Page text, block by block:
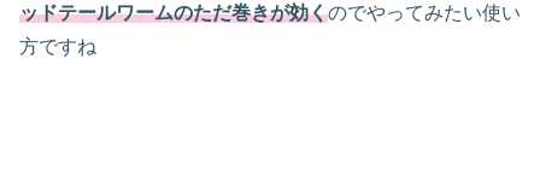
ッドテールワームのただ巻きが効くのでやってみたい使い
方ですね